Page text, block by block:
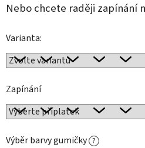
Nebo chcete raději zapínání
Varianta:
Zapínání
Výběr barvy gumičky ?